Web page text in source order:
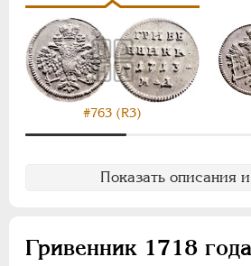
#763 (R3)
Показать описания
Гривенник 1718 года